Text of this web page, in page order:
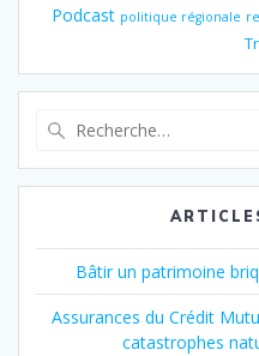
Podcast politique régionale
Bâtir un patrimoine
Assurances du Crédit
catastrophes